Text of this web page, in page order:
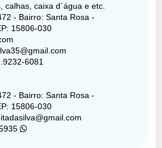
calhas, caixa d´água e etc.
- Bairro: Santa Rosa -
15806-030
6081
- Bairro: Santa Rosa -
15806-030